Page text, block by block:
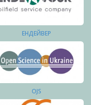
ЕНДЕЙВЕР
OJS